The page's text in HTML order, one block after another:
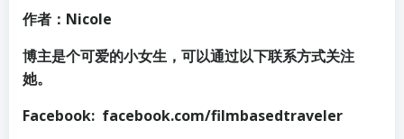
作者：Nicole
博主是个可爱的小女生，可以通过以下联系方式关注
她。
Facebook: facebook.com/filmbasedtraveler